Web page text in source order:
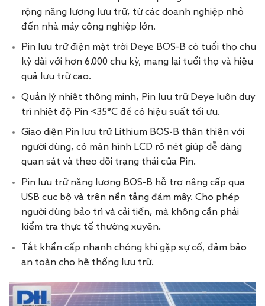
rộng năng lượng lưu trữ, từ các doanh nghiệp nhỏ
đến nhà máy công nghiệp lớn.
Pin lưu trữ điện mặt trời Deye BOS-B có tuổi thọ chu
kỳ dài với hơn 6.000 chu kỳ, mang lại tuổi thọ và hiệu
quả lưu trữ cao.
Quản lý nhiệt thông minh, Pin lưu trữ Deye luôn duy
trì nhiệt độ Pin <35°C để có hiệu suất tối ưu.
Giao diện Pin lưu trữ Lithium BOS-B thân thiện với
người dùng, có màn hình LCD rõ nét giúp dễ dàng
quan sát và theo dõi trạng thái của Pin.
Pin lưu trữ năng lượng BOS-B hỗ trợ nâng cấp qua
USB cục bộ và trên nền tảng đám mây. Cho phép
người dùng bảo trì và cải tiến, mà không cần phải
kiểm tra thực tế thường xuyên.
Tắt khẩn cấp nhanh chóng khi gặp sự cố, đảm bảo
an toàn cho hệ thống lưu trữ.